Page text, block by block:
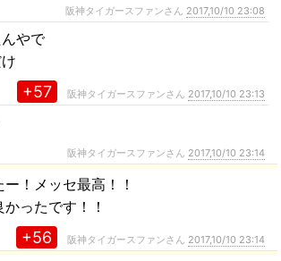
阪神タイガースファンさん 2017,10/10 23:08
やで
+57 阪神タイガースファンさん 2017,10/10 23:13
阪神タイガースファンさん 2017,10/10 23:14
！メッセ最高！！
ったです！！
+56 阪神タイガースファンさん 2017,10/10 23:14